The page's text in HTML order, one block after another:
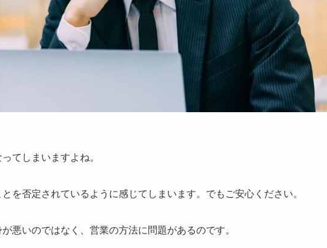
てしまいますよね。
を否定されているように感じてしまいます。でもご安心ください。
悪いのではなく、営業の方法に問題があるのです。